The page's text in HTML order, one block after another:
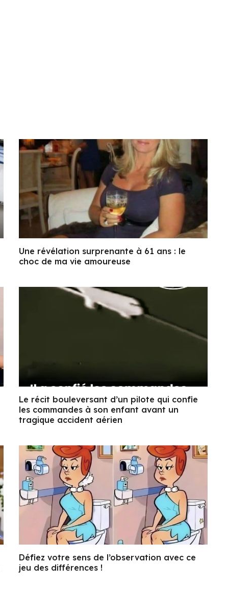
Une révélation surprenante à 61 ans : le
choc de ma vie amoureuse
Le récit bouleversant d’un pilote qui confie
les commandes à son enfant avant un
tragique accident aérien
Défiez votre sens de l’observation avec ce
jeu des différences !